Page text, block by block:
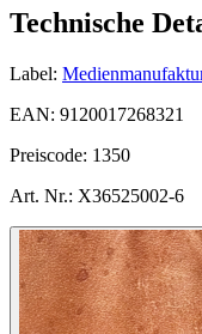
Technische
Label:
EAN: 9120017268321
Preiscode: 1350
Art. Nr.: X36525002-6